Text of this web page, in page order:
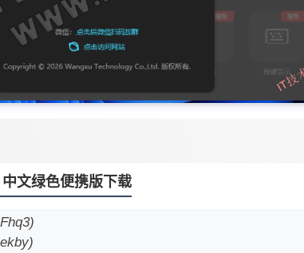
文绿色便携版下载